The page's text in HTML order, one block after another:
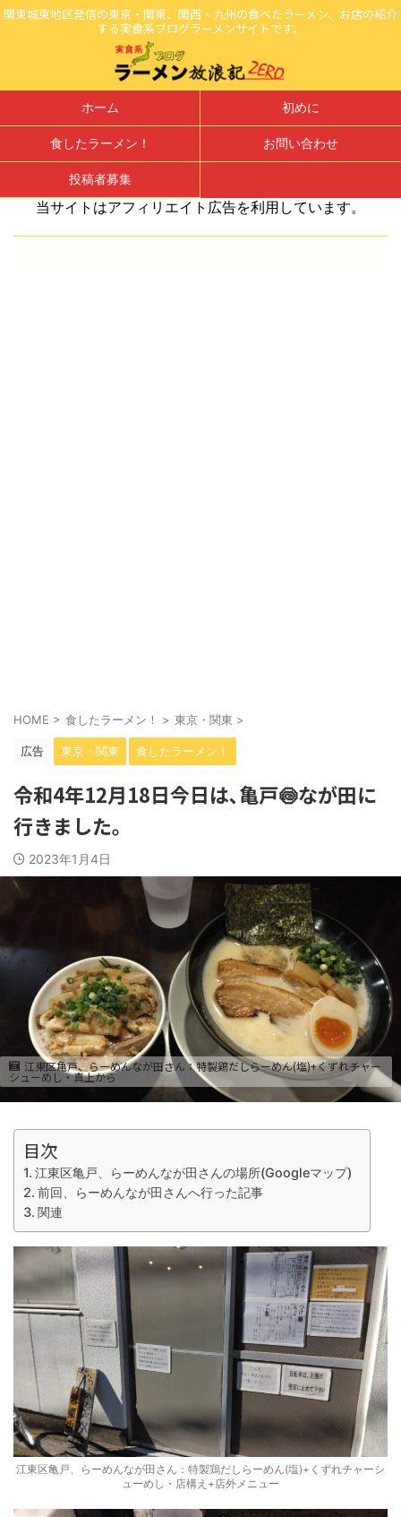
関東城東地区発信の東京・関東、関西・九州の食べたラーメン、お店の紹介
する実食系ブログラーメンサイトです。
ホーム 初めに
食したラーメン！ お問い合わせ
投稿者募集
当サイトはアフィリエイト広告を利用しています。
HOME > 食したラーメン！ > 東京・関東 >
広告 東京・関東 食したラーメン！
令和4年12月18日今日は､亀戸🍥なが田に
行きました。
2023年1月4日
江東区亀戸、らーめんなが田さん：特製鶏だしらーめん(塩)+くずれチャー
シューめし・真上から
目次
江東区亀戸、らーめんなが田さんの場所(Googleマップ)
前回、らーめんなが田さんへ行った記事
関連
江東区亀戸、らーめんなが田さん：特製鶏だしらーめん(塩)+くずれチャーシ
ューめし・店構え+店外メニュー